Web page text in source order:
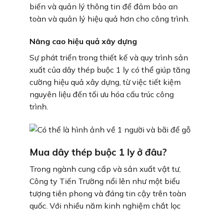
biến và quản lý thông tin để đảm bảo an
toàn và quản lý hiệu quả hơn cho công trình.
Nâng cao hiệu quả xây dựng
Sự phát triển trong thiết kế và quy trình sản
xuất của dây thép buộc 1 ly có thể giúp tăng
cường hiệu quả xây dựng, từ việc tiết kiệm
nguyên liệu đến tối ưu hóa cấu trúc công
trình.
Mua dây thép buộc 1 ly ở đâu?
Trong ngành cung cấp và sản xuất vật tư,
Công ty Tiến Trường nổi lên như một biểu
tượng tiên phong và đáng tin cậy trên toàn
quốc. Với nhiều năm kinh nghiệm chắt lọc